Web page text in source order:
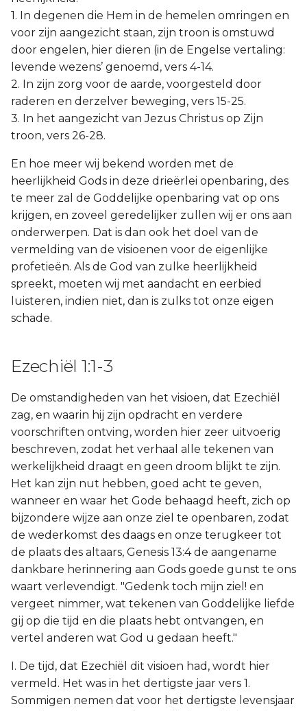
1. In degenen die Hem in de hemelen omringen en
voor zijn aangezicht staan, zijn troon is omstuwd
door engelen, hier dieren (in de Engelse vertaling:
levende wezens’ genoemd, vers 4-14.
2. In zijn zorg voor de aarde, voorgesteld door
raderen en derzelver beweging, vers 15-25.
3. In het aangezicht van Jezus Christus op Zijn
troon, vers 26-28.
En hoe meer wij bekend worden met de
heerlijkheid Gods in deze drieërlei openbaring, des
te meer zal de Goddelijke openbaring vat op ons
krijgen, en zoveel geredelijker zullen wij er ons aan
onderwerpen. Dat is dan ook het doel van de
vermelding van de visioenen voor de eigenlijke
profetieën. Als de God van zulke heerlijkheid
spreekt, moeten wij met aandacht en eerbied
luisteren, indien niet, dan is zulks tot onze eigen
schade.
Ezechiël 1:1-3
De omstandigheden van het visioen, dat Ezechiël
zag, en waarin hij zijn opdracht en verdere
voorschriften ontving, worden hier zeer uitvoerig
beschreven, zodat het verhaal alle tekenen van
werkelijkheid draagt en geen droom blijkt te zijn.
Het kan zijn nut hebben, goed acht te geven,
wanneer en waar het Gode behaagd heeft, zich op
bijzondere wijze aan onze ziel te openbaren, zodat
de wederkomst des daags en onze terugkeer tot
de plaats des altaars, Genesis 13:4 de aangename
dankbare herinnering aan Gods goede gunst te ons
waart verlevendigt. "Gedenk toch mijn ziel! en
vergeet nimmer, wat tekenen van Goddelijke liefde
gij op die tijd en die plaats hebt ontvangen, en
vertel anderen wat God u gedaan heeft."
I. De tijd, dat Ezechiël dit visioen had, wordt hier
vermeld. Het was in het dertigste jaar vers 1.
Sommigen nemen dat voor het dertigste levensjaar